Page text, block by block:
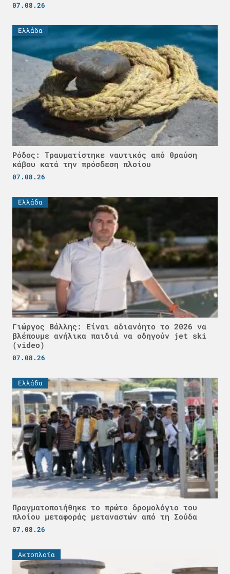
07.08.26
Ελλάδα
Ρόδος: Τραυματίστηκε ναυτικός από θραύση
κάβου κατά την πρόσδεση πλοίου
07.08.26
Ελλάδα
Γιώργος Βάλλης: Είναι αδιανόητο το 2026 να
βλέπουμε ανήλικα παιδιά να οδηγούν jet ski
(video)
07.08.26
Ελλάδα
Πραγματοποιήθηκε το πρώτο δρομολόγιο του
πλοίου μεταφοράς μεταναστών από τη Σούδα
07.08.26
Ακτοπλοϊα